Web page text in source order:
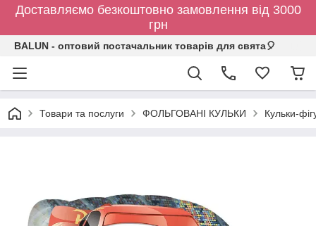
Доставляємо безкоштовно замовлення від 3000
грн
BALUN - оптовий постачальник товарів для свята🎈
Товари та послуги ФОЛЬГОВАНІ КУЛЬКИ Кульки-